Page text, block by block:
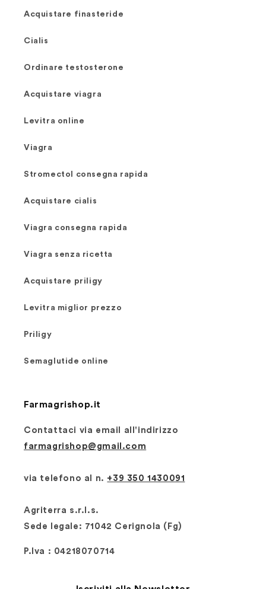
Acquistare finasteride
Cialis
Ordinare testosterone
Acquistare viagra
Levitra online
Viagra
Stromectol consegna rapida
Acquistare cialis
Viagra consegna rapida
Viagra senza ricetta
Acquistare priligy
Levitra miglior prezzo
Priligy
Semaglutide online
Farmagrishop.it
Contattaci via email all'indirizzo
farmagrishop@gmail.com
via telefono al n. ‭‭ +39 350 1430091
Agriterra s.r.l.s.
Sede legale: 71042 Cerignola (Fg)
P.Iva : 04218070714